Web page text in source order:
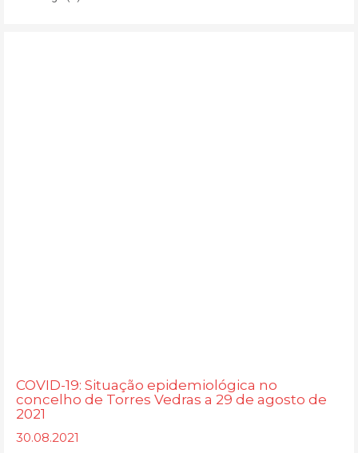
COVID-19: Situação epidemiológica no
concelho de Torres Vedras a 29 de agosto de
2021
30.08.2021